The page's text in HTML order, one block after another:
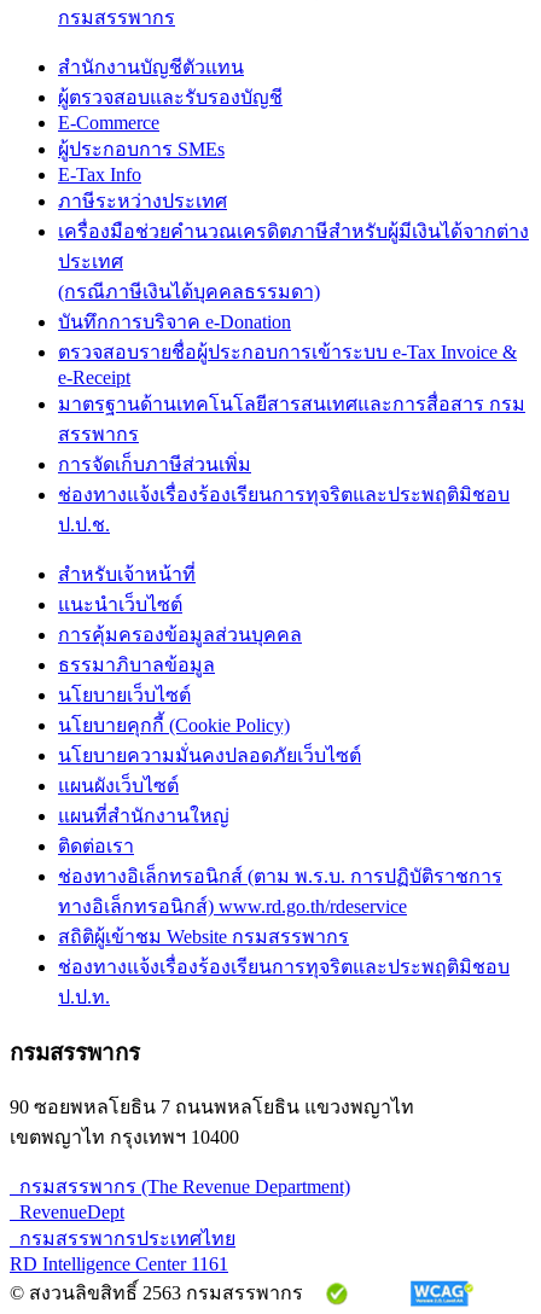
กรมสรรพากร
สำนักงานบัญชีตัวแทน
ผู้ตรวจสอบและรับรองบัญชี
E-Commerce
ผู้ประกอบการ SMEs
E-Tax Info
ภาษีระหว่างประเทศ
เครื่องมือช่วยคำนวณเครดิตภาษีสำหรับผู้มีเงินได้จากต่าง
ประเทศ
(กรณีภาษีเงินได้บุคคลธรรมดา)
บันทึกการบริจาค e-Donation
ตรวจสอบรายชื่อผู้ประกอบการเข้าระบบ e-Tax Invoice &
e-Receipt
มาตรฐานด้านเทคโนโลยีสารสนเทศและการสื่อสาร กรม
สรรพากร
การจัดเก็บภาษีส่วนเพิ่ม
ช่องทางแจ้งเรื่องร้องเรียนการทุจริตและประพฤติมิชอบ
ป.ป.ช.
สำหรับเจ้าหน้าที่
แนะนำเว็บไซต์
การคุ้มครองข้อมูลส่วนบุคคล
ธรรมาภิบาลข้อมูล
นโยบายเว็บไซต์
นโยบายคุกกี้ (Cookie Policy)
นโยบายความมั่นคงปลอดภัยเว็บไซต์
แผนผังเว็บไซต์
แผนที่สำนักงานใหญ่
ติดต่อเรา
ช่องทางอิเล็กทรอนิกส์ (ตาม พ.ร.บ. การปฏิบัติราชการ
ทางอิเล็กทรอนิกส์) www.rd.go.th/rdeservice
สถิติผู้เข้าชม Website กรมสรรพากร
ช่องทางแจ้งเรื่องร้องเรียนการทุจริตและประพฤติมิชอบ
ป.ป.ท.
กรมสรรพากร
90 ซอยพหลโยธิน 7 ถนนพหลโยธิน แขวงพญาไท
เขตพญาไท กรุงเทพฯ 10400
กรมสรรพากร (The Revenue Department)
RevenueDept
กรมสรรพากรประเทศไทย
RD Intelligence Center 1161
© สงวนลิขสิทธิ์ 2563 กรมสรรพากร